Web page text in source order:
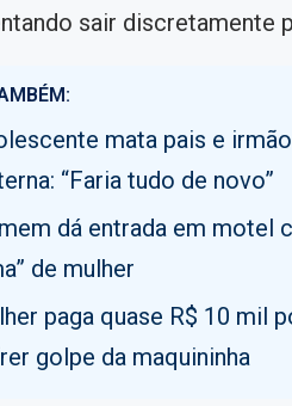
sair discretamente
mata pais e
“Faria tudo de novo”
dá entrada em motel
de mulher
paga quase R$ 10 mil
golpe da maquininha